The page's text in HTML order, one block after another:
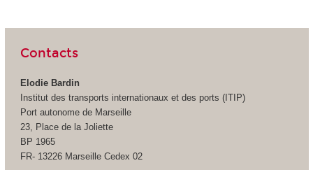
Contacts
Elodie Bardin
Institut des transports internationaux et des ports (ITIP)
Port autonome de Marseille
23, Place de la Joliette
BP 1965
FR- 13226 Marseille Cedex 02